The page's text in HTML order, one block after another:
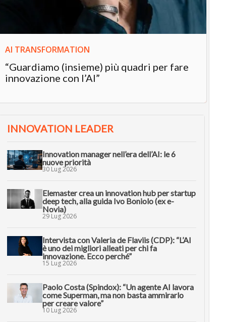
AI TRANSFORMATION
“Guardiamo (insieme) più quadri per fare
innovazione con l’AI”
INNOVATION LEADER
Innovation manager nell’era dell’AI: le 6
nuove priorità
30 Lug 2026
Elemaster crea un innovation hub per startup
deep tech, alla guida Ivo Boniolo (ex e-
Novia)
29 Lug 2026
Intervista con Valeria de Flaviis (CDP): “L’AI
è uno dei migliori alleati per chi fa
innovazione. Ecco perché”
15 Lug 2026
Paolo Costa (Spindox): “Un agente AI lavora
come Superman, ma non basta ammirarlo
per creare valore”
10 Lug 2026